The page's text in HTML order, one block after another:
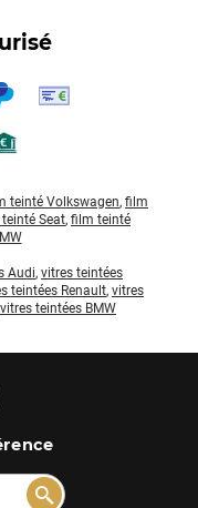
teinté Volkswagen, film
Seat, film teinté
Audi, vitres teintées
teintées Renault, vitres
vitres teintées BMW